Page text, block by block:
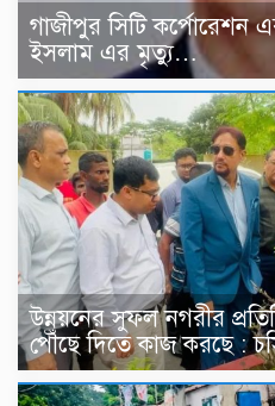
গাজীপুর সিটি কর্পোরেশন
ইসলাম এর মৃত্যু…
উন্নয়নের সুফল নগরীর
পৌঁছে দিতে কাজ করছে :